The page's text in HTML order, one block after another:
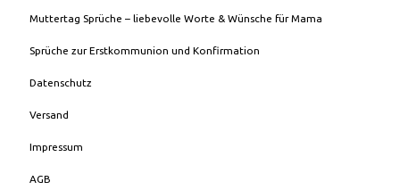
Muttertag Sprüche – liebevolle Worte & Wünsche für Mama
Sprüche zur Erstkommunion und Konfirmation
Datenschutz
Versand
Impressum
AGB